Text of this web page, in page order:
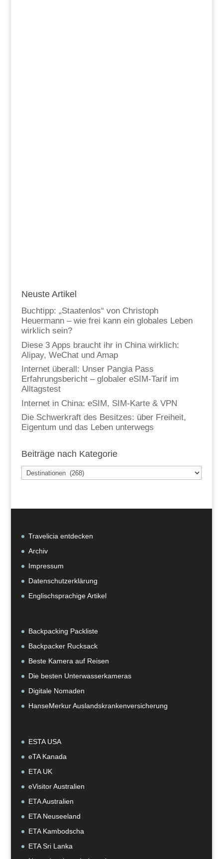
Neuste Artikel
Buchtipp: „Staatenlos“ von Christoph
Heuermann – wie frei kann ein globales Leben
wirklich sein?
Diese 3 Apps braucht ihr in China wirklich:
Alipay, WeChat und Amap
Internet überall: Unser Pangia Pass
Erfahrungsbericht – globaler eSIM-Tarif im
Alltagstest
Internet in China: eSIM, SIM-Karte & VPN
Die Schwerkraft des Besitzes: über Freiheit,
Eigentum und das Leben unterwegs
Beiträge nach Kategorie
Beiträge
nach
Travelicia entdecken
Archiv
Impressum
Datenschutzerklärung
Englischsprachige Artikel
Backpacking Packliste
Backpacker Rucksack
Beste Kamera auf Reisen
Die besten Unterwasserkameras
Digitale Nomaden
HanseMerkur Auslandskrankenversicherung
ESTA USA
eTA Kanada
ETA UK
eVisitor Australien
ETA Australien
ETA Neuseeland
ETA Kambodscha
ETA Sri Lanka